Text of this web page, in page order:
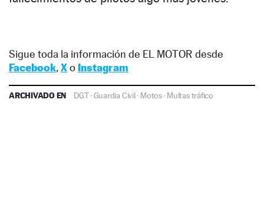
Sigue toda la información de EL MOTOR desde
Facebook, Xo Instagram
ARCHIVADO EN DGT·Guardia Civil· Motos·Multas tráfico